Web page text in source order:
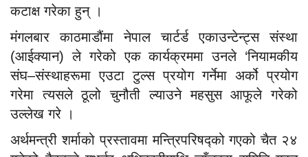
कटाक्ष गरेका हुन् ।
मंगलबार काठमाडौंमा नेपाल चार्टर्ड एकाउन्टेन्ट्स संस्था
(आईक्यान) ले गरेको एक कार्यक्रममा उनले ‘नियामकीय
संघ–संस्थाहरूमा एउटा टुल्स प्रयोग गर्नेमा अर्को प्रयोग
गरेमा त्यसले ठूलो चुनौती ल्याउने महसुस आफूले गरेको
उल्लेख गरे ।
अर्थमन्त्री शर्माको प्रस्तावमा मन्त्रिपरिषद्को गएको चैत २४